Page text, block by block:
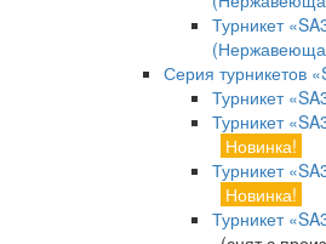
Турникет
Серия турникетов
Турникет
Турникет
Новинка!
Турникет
Новинка!
Турникет